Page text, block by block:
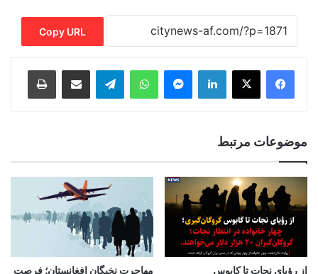
Copy URL
LinkedIn
Messenger
WhatsApp
Telegram
Share via Email
Print
موضوعات مرتبط
از رؤیای نجات تا کابوس مهاجرت نخبگان افغانستان؛ فرصت